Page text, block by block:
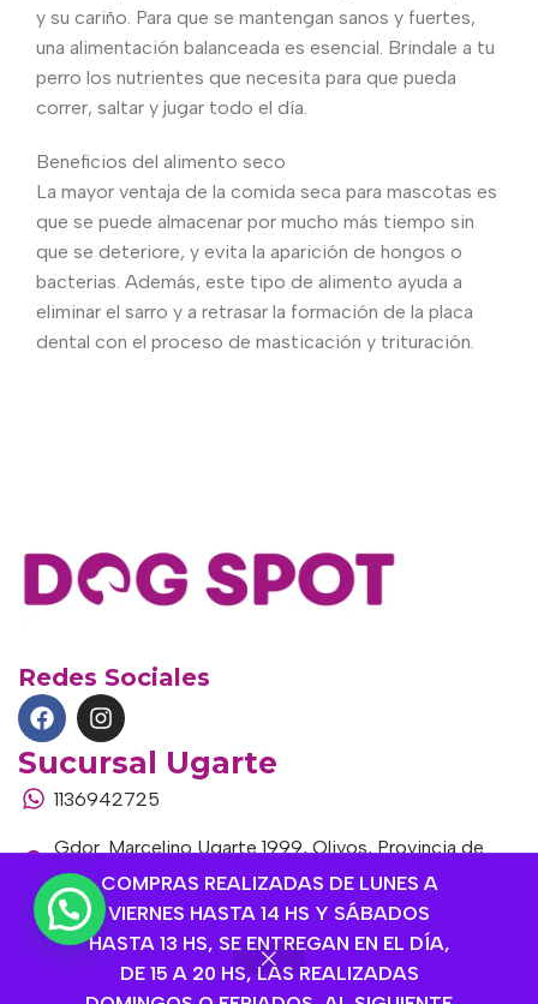
COMPRAS REALIZADAS DE LUNES A
VIERNES HASTA 14 HS Y SÁBADOS
HASTA 13 HS, SE ENTREGAN EN EL DÍA,
DE 15 A 20 HS, LAS REALIZADAS
y su cariño. Para que se mantengan sanos y fuertes,
una alimentación balanceada es esencial. Brindale a tu
perro los nutrientes que necesita para que pueda
correr, saltar y jugar todo el día.
Beneficios del alimento seco
La mayor ventaja de la comida seca para mascotas es
que se puede almacenar por mucho más tiempo sin
que se deteriore, y evita la aparición de hongos o
bacterias. Además, este tipo de alimento ayuda a
eliminar el sarro y a retrasar la formación de la placa
dental con el proceso de masticación y trituración.
Redes Sociales
Sucursal Ugarte
1136942725
Gdor. Marcelino Ugarte 1999, Olivos, Provincia de
Buenos Aires
Lunes a Sábados 9hs a 20hs
Sucursal Corrientes
1145306985